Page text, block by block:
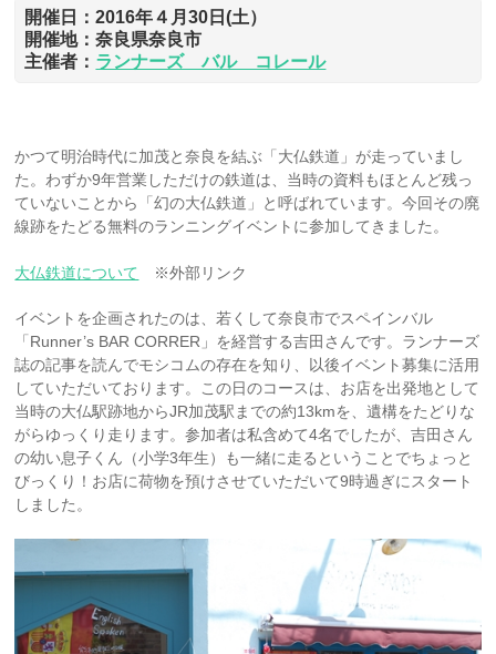
開催日：2016年４月30日(土）
開催地：奈良県奈良市
主催者： ランナーズ バル コレール
かつて明治時代に加茂と奈良を結ぶ「大仏鉄道」が走っていまし
た。わずか9年営業しただけの鉄道は、当時の資料もほとんど残っ
ていないことから「幻の大仏鉄道」と呼ばれています。今回その廃
線跡をたどる無料のランニングイベントに参加してきました。
大仏鉄道について ※外部リンク
イベントを企画されたのは、若くして奈良市でスペインバル
「Runner’s BAR CORRER」を経営する吉田さんです。ランナーズ
誌の記事を読んでモシコムの存在を知り、以後イベント募集に活用
していただいております。この日のコースは、お店を出発地として
当時の大仏駅跡地からJR加茂駅までの約13kmを、遺構をたどりな
がらゆっくり走ります。参加者は私含めて4名でしたが、吉田さん
の幼い息子くん（小学3年生）も一緒に走るということでちょっと
びっくり！お店に荷物を預けさせていただいて9時過ぎにスタート
しました。